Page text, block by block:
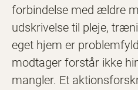
forbindelse med ældre
udskrivelse til pleje,
eget hjem er
modtager forstår ikke
mangler. Et